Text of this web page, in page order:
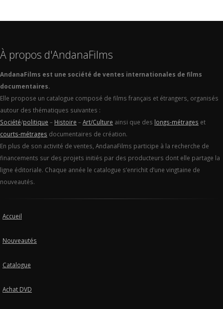
À propos d'AndanaFilms
AndanaFilms est une société de ventes internationales de films
documentaires.
Elle propose un catalogue composé de films français et étrangers, organisés
autour des thématiques suivantes :
Société/politique – Histoire –Art/Culture ainsi que des longs-métrages et
courts-métrages documentaires de création.
En plus de son activité de ventes, AndanaFilms participe à la recherche de
financements sur des projets initiés par des producteurs dont elle partage la
ligne éditoriale. Chaque année le catalogue s’enrichit d’une vingtaine de
nouveautés.
Accueil
Nouveautés
Catalogue
Achat DVD